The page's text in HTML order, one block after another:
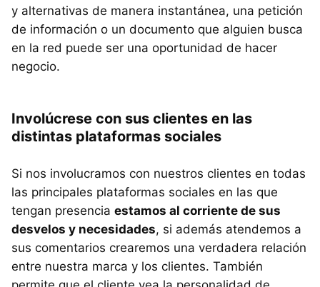
y alternativas de manera instantánea, una petición
de información o un documento que alguien busca
en la red puede ser una oportunidad de hacer
negocio.
Involúcrese con sus clientes en las
distintas plataformas sociales
Si nos involucramos con nuestros clientes en todas
las principales plataformas sociales en las que
tengan presencia estamos al corriente de sus
desvelos y necesidades, si además atendemos a
sus comentarios crearemos una verdadera relación
entre nuestra marca y los clientes. También